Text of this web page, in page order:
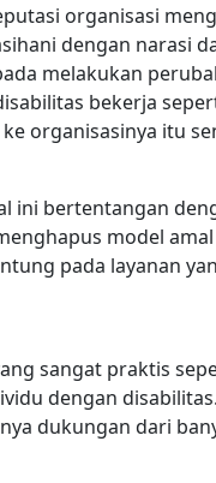
organisasi
dengan narasi
melakukan
bekerja
organisasinya itu
ini bertentangan
model
pada layanan
sangat praktis
dengan disabilitas.
dukungan dari